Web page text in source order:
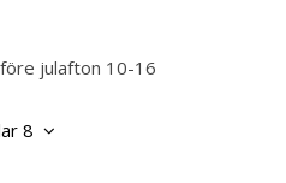
julafton 10-16
8